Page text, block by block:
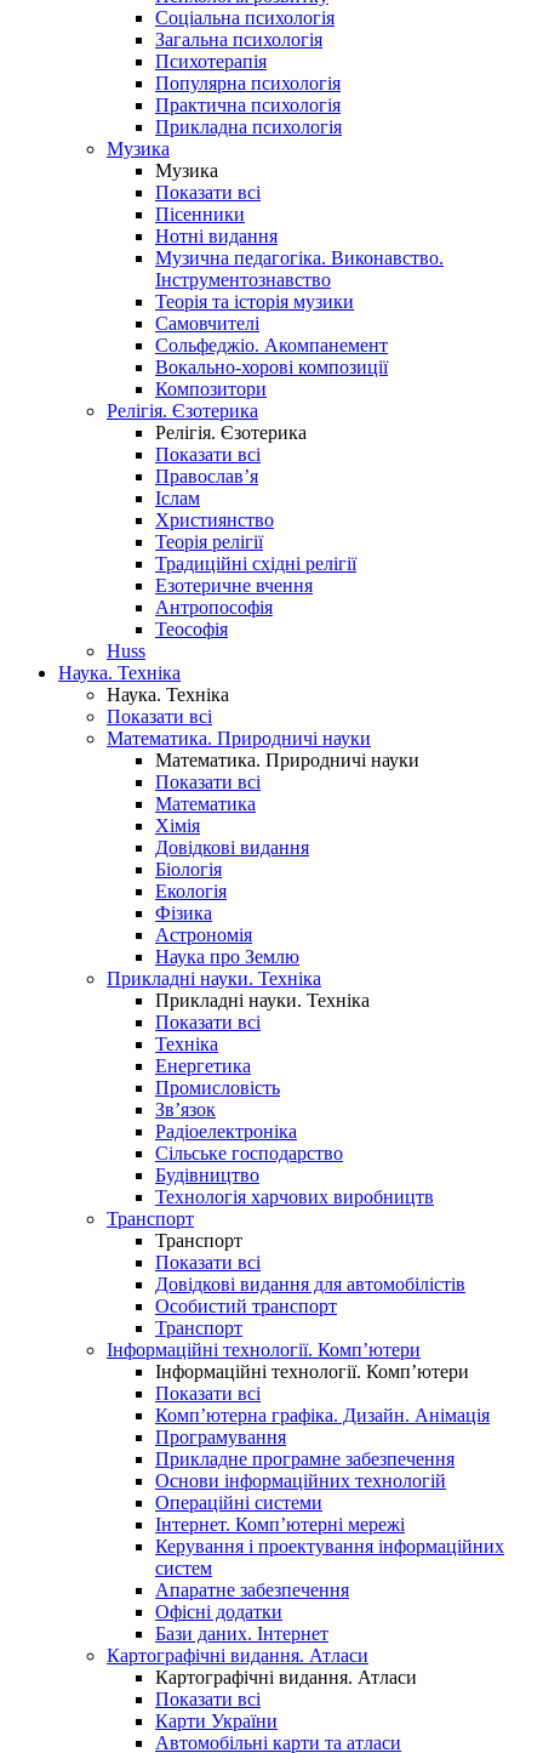
Соціальна психологія
Загальна психологія
Психотерапія
Популярна психологія
Практична психологія
Прикладна психологія
Музика
Музика
Показати всі
Пісенники
Нотні видання
Музична педагогіка. Виконавство.
Інструментознавство
Теорія та історія музики
Самовчителі
Сольфеджіо. Акомпанемент
Вокально-хорові композиції
Композитори
Релігія. Єзотерика
Релігія. Єзотерика
Показати всі
Православ’я
Іслам
Християнство
Теорія релігії
Традиційні східні релігії
Езотеричне вчення
Антропософія
Теософія
Huss
Наука. Техніка
Наука. Техніка
Показати всі
Математика. Природничі науки
Математика. Природничі науки
Показати всі
Математика
Хімія
Довідкові видання
Біологія
Екологія
Фізика
Астрономія
Наука про Землю
Прикладні науки. Техніка
Прикладні науки. Техніка
Показати всі
Техніка
Енергетика
Промисловість
Зв’язок
Радіоелектроніка
Сільське господарство
Будівництво
Технологія харчових виробництв
Транспорт
Транспорт
Показати всі
Довідкові видання для автомобілістів
Особистий транспорт
Транспорт
Інформаційні технології. Комп’ютери
Інформаційні технології. Комп’ютери
Показати всі
Комп’ютерна графіка. Дизайн. Анімація
Програмування
Прикладне програмне забезпечення
Основи інформаційних технологій
Операційні системи
Інтернет. Комп’ютерні мережі
Керування і проектування інформаційних
систем
Апаратне забезпечення
Офісні додатки
Бази даних. Інтернет
Картографічні видання. Атласи
Картографічні видання. Атласи
Показати всі
Карти України
Автомобільні карти та атласи